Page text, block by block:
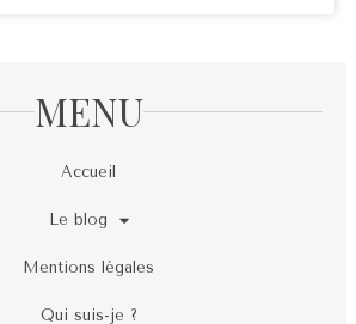
MENU
Accueil
Le blog
Mentions légales
Qui suis-je ?